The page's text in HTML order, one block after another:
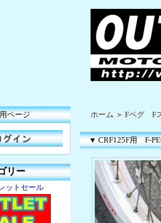
ページ
リー
ットセール
ホーム ＞ Fペグ F
▼ CRF125F用 F-